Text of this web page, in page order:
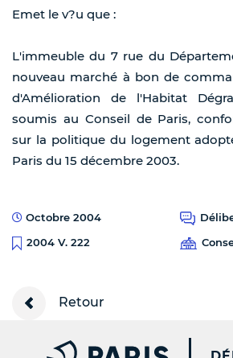
Emet le v?u que :
L'immeuble du 7 rue du
nouveau marché à bon de
d'Amélioration de l'Habitat
soumis au Conseil de Paris,
sur la politique du logement
Paris du 15 décembre 2003.
Octobre 2004
2004 V. 222
Retour